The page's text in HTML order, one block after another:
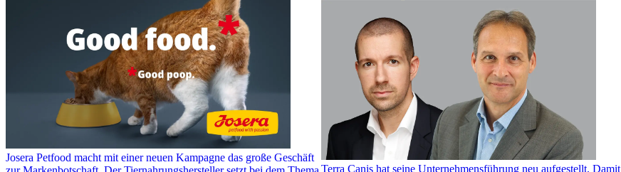
Josera Petfood macht mit einer neuen Kampagne das große Geschäft
Terra Canis hat seine Unternehmensführung neu aufgestellt. Damit